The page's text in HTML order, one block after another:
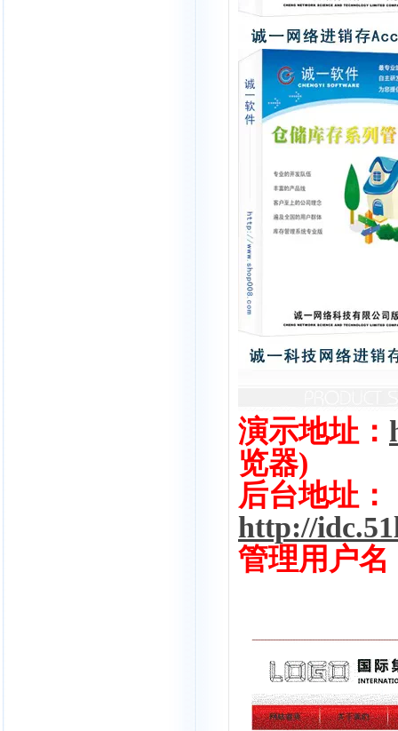
演示地址：
览器)
后台地址：
http://
管理用户